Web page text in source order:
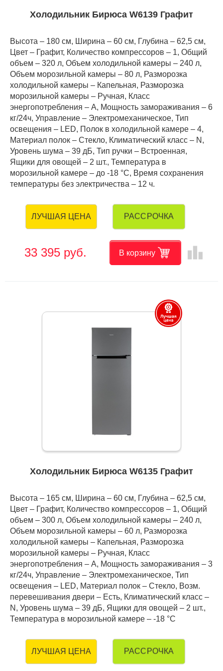
Холодильник Бирюса W6139 Графит
Высота – 180 см, Ширина – 60 см, Глубина – 62,5 см,
Цвет – Графит, Количество компрессоров – 1, Общий
объем – 320 л, Объем холодильной камеры – 240 л,
Объем морозильной камеры – 80 л, Разморозка
холодильной камеры – Капельная, Разморозка
морозильной камеры – Ручная, Класс
энергопотребления – А, Мощность замораживания – 6
кг/24ч, Управление – Электромеханическое, Тип
освещения – LED, Полок в холодильной камере – 4,
Материал полок – Стекло, Климатический класс – N,
Уровень шума – 39 дБ, Тип ручки – Встроенная,
Ящики для овощей – 2 шт., Температура в
морозильной камере – до -18 °C, Время сохранения
температуры без электричества – 12 ч.
ЛУЧШАЯ ЦЕНА РАССРОЧКА
33 395 руб. В корзину leaderboard
Холодильник Бирюса W6135 Графит
Высота – 165 см, Ширина – 60 см, Глубина – 62,5 см,
Цвет – Графит, Количество компрессоров – 1, Общий
объем – 300 л, Объем холодильной камеры – 240 л,
Объем морозильной камеры – 60 л, Разморозка
холодильной камеры – Капельная, Разморозка
морозильной камеры – Ручная, Класс
энергопотребления – А, Мощность замораживания – 3
кг/24ч, Управление – Электромеханическое, Тип
освещения – LED, Материал полок – Стекло, Возм.
перевешивания двери – Есть, Климатический класс –
N, Уровень шума – 39 дБ, Ящики для овощей – 2 шт.,
Температура в морозильной камере – -18 °C
ЛУЧШАЯ ЦЕНА РАССРОЧКА